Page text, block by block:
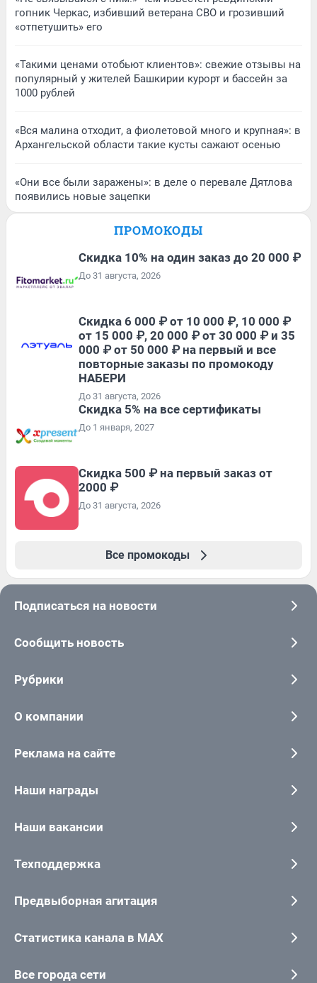
гопник Черкас, избивший ветерана СВО и грозивший
«отпетушить» его
«Такими ценами отобьют клиентов»: свежие отзывы на
популярный у жителей Башкирии курорт и бассейн за
1000 рублей
«Вся малина отходит, а фиолетовой много и крупная»: в
Архангельской области такие кусты сажают осенью
«Они все были заражены»: в деле о перевале Дятлова
появились новые зацепки
ПРОМОКОДЫ
Скидка 10% на один заказ до 20 000 ₽
До 31 августа, 2026
Скидка 6 000 ₽ от 10 000 ₽, 10 000 ₽
от 15 000 ₽, 20 000 ₽ от 30 000 ₽ и 35
000 ₽ от 50 000 ₽ на первый и все
повторные заказы по промокоду
НАБЕРИ
До 31 августа, 2026
Скидка 5% на все сертификаты
До 1 января, 2027
Скидка 500 ₽ на первый заказ от
2000 ₽
До 31 августа, 2026
Все промокоды
Подписаться на новости
Сообщить новость
Рубрики
О компании
Реклама на сайте
Наши награды
Наши вакансии
Техподдержка
Предвыборная агитация
Статистика канала в MAX
Все города сети